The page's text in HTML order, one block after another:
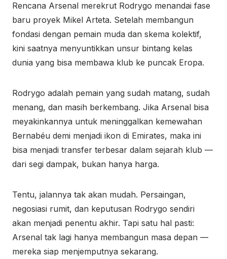
Rencana Arsenal merekrut Rodrygo menandai fase
baru proyek Mikel Arteta. Setelah membangun
fondasi dengan pemain muda dan skema kolektif,
kini saatnya menyuntikkan unsur bintang kelas
dunia yang bisa membawa klub ke puncak Eropa.
Rodrygo adalah pemain yang sudah matang, sudah
menang, dan masih berkembang. Jika Arsenal bisa
meyakinkannya untuk meninggalkan kemewahan
Bernabéu demi menjadi ikon di Emirates, maka ini
bisa menjadi transfer terbesar dalam sejarah klub —
dari segi dampak, bukan hanya harga.
Tentu, jalannya tak akan mudah. Persaingan,
negosiasi rumit, dan keputusan Rodrygo sendiri
akan menjadi penentu akhir. Tapi satu hal pasti:
Arsenal tak lagi hanya membangun masa depan —
mereka siap menjemputnya sekarang.